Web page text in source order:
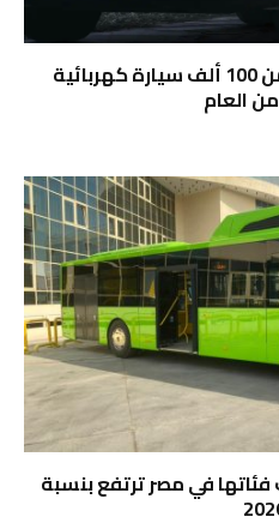
هيونداي وكيا تبيعان أكثر من 100 ألف سيارة كهربائية
العام
في مصر ترتفع بنسبة